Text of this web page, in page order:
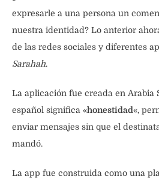
expresarle a una persona un
nuestra identidad? Lo anterior
de las redes sociales y diferentes
Sarahah.
La aplicación fue creada en Arabia
español significa «honestidad«,
enviar mensajes sin que el
mandó.
La app fue construida como una